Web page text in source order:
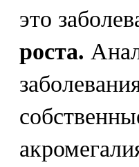
это
роста.